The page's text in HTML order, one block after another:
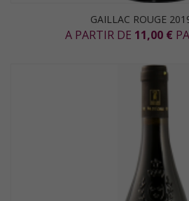
GAILLAC ROUGE
A PARTIR DE 11,00 €